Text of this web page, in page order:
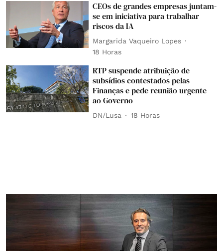
CEOs de grandes empresas juntam-
se em iniciativa para trabalhar
riscos da IA
Margarida Vaqueiro Lopes
18 Horas
RTP suspende atribuição de
subsídios contestados pelas
Finanças e pede reunião urgente
ao Governo
DN/Lusa 18 Horas